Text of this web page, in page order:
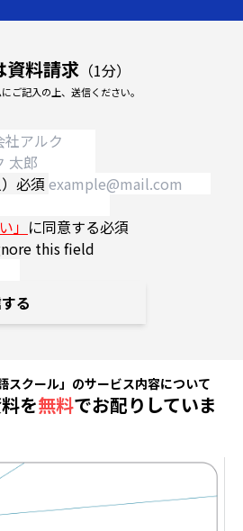
資料請求（1分）
ご記入の上、送信ください。
必須
」 に同意する必須
this field
る
スクール」のサービス内容について
を無料でお配りしていま